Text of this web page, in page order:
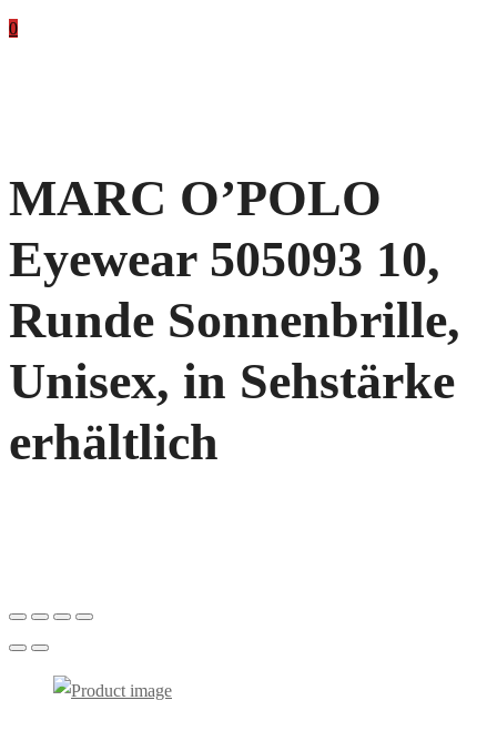
0
MARC O’POLO
Eyewear 505093 10,
Runde Sonnenbrille,
Unisex, in Sehstärke
erhältlich